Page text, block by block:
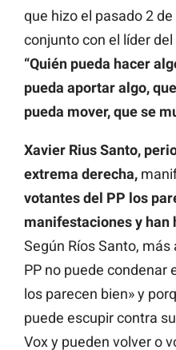
que hizo el pasado 2
conjunto con el líder del
“Quién pueda hacer
pueda aportar algo,
pueda mover, que se
Xavier Rius Santo,
extrema derecha,
votantes del PP los
manifestaciones y han
Según Ríos Santo, más
PP no puede condenar
los parecen bien» y
puede escupir contra
Vox y pueden volver o